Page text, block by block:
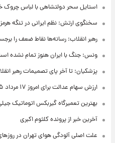
استایل سحر دولتشاهی با لباس
سخنگوی ارتش: نظم ایرانی در تنگه
رهبر انقلاب: رسانه‌ها نقاط ضعف را
ونس: جنگ با ایران هنوز تمام نشده
پزشکیان: تا آخر پای تصمیمات رهبر
ارزش سهام عدالت برای امروز ۱۷ مرداد ۱۴۰۵ + جدول
بهترین تعمیرگاه گیربکس اتوماتیک
آخرین خبر از پرونده کلثوم اکبری
علت اصلی آلودگی هوای تهران در